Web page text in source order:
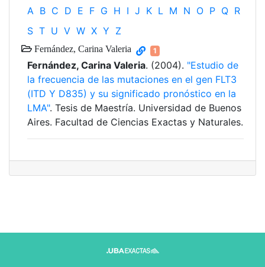
A B C D E F G H I J K L M N O P Q R
S T U V W X Y Z
Fernández, Carina Valeria 1
Fernández, Carina Valeria. (2004). "Estudio de
la frecuencia de las mutaciones en el gen FLT3
(ITD Y D835) y su significado pronóstico en la
LMA". Tesis de Maestría. Universidad de Buenos
Aires. Facultad de Ciencias Exactas y Naturales.